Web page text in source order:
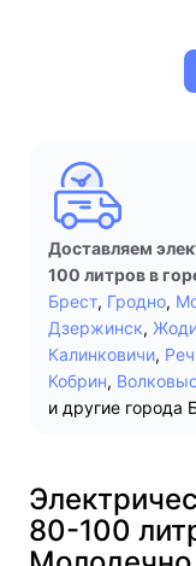
Доставляем
100 литров в
Брест, Гродно,
Дзержинск,
Калинковичи,
Кобрин,
и другие города
80-100